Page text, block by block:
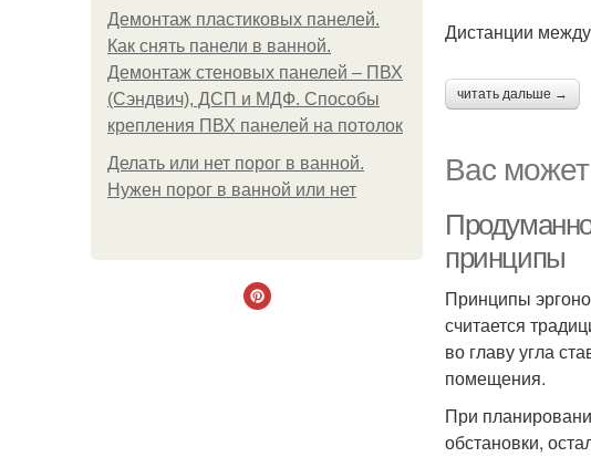
Демонтаж пластиковых панелей.
Как снять панели в ванной.
Демонтаж стеновых панелей – ПВХ
(Сэндвич), ДСП и МДФ. Способы
крепления ПВХ панелей на потолок
Делать или нет порог в ванной.
Нужен порог в ванной или нет
Дистанции
читать дальше →
Вас
принципы
Принципы
считается
во главу угла
помещения.
При
обстановки,